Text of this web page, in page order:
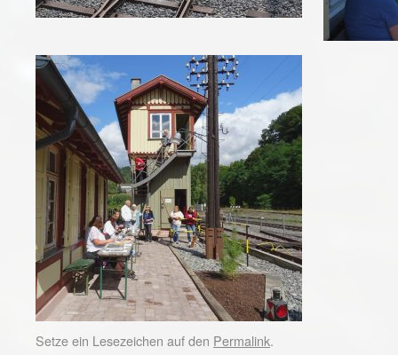
Setze ein Lesezeichen auf den Permalink.